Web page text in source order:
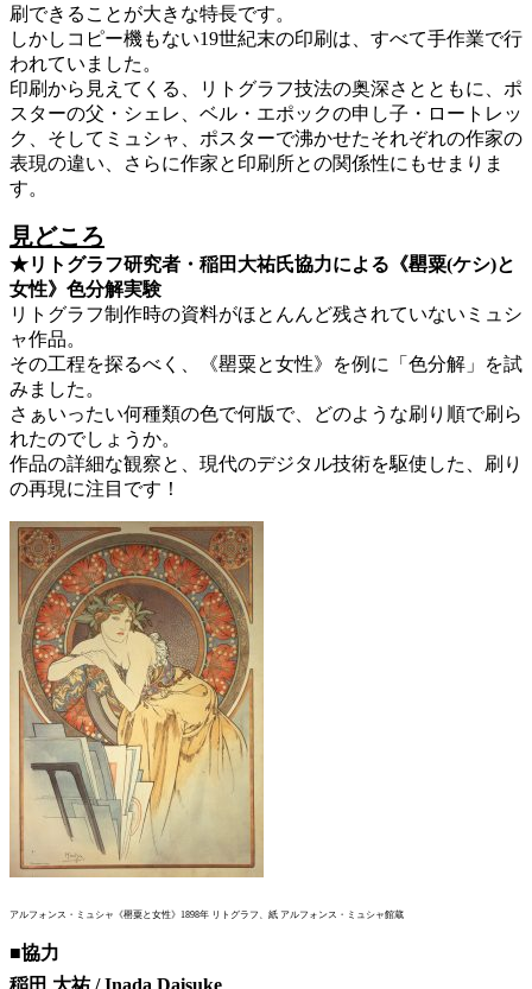
刷できることが大きな特長です。
しかしコピー機もない19世紀末の印刷は、すべて手作業で行
われていました。
印刷から見えてくる、リトグラフ技法の奥深さとともに、ポ
スターの父・シェレ、ベル・エポックの申し子・ロートレッ
ク、そしてミュシャ、ポスターで沸かせたそれぞれの作家の
表現の違い、さらに作家と印刷所との関係性にもせまりま
す。
見どころ
★リトグラフ研究者・稲田大祐氏協力による 《罌粟(ケシ)と
女性》 色分解実験
リトグラフ制作時の資料がほとんんど残されていないミュシ
ャ作品。
その工程を探るべく、《罌粟と女性》を例に「色分解」を試
みました。
さぁいったい何種類の色で何版で、どのような刷り順で刷ら
れたのでしょうか。
作品の詳細な観察と、現代のデジタル技術を駆使した、刷り
の再現に注目です！
アルフォンス・ミュシャ《罌粟と女性》1898年 リトグラフ、紙 アルフォンス・ミュシャ館蔵
■協力
稲田 大祐 / Inada Daisuke